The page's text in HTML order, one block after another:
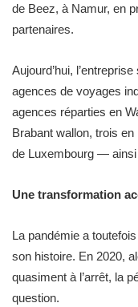
de Beez, à Namur, en
partenaires.
Aujourd’hui,
agences de voyages
agences réparties en
Brabant wallon, trois
de Luxembourg — ainsi
Une transformation
La pandémie a
son histoire. En 2020,
quasiment à l’arrêt, la
question.